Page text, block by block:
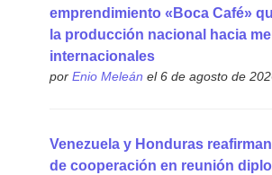
emprendimiento «Boca Café»
la producción nacional hacia
internacionales
por Enio Meleán el 6 de agosto de
Venezuela y Honduras
de cooperación en reunión